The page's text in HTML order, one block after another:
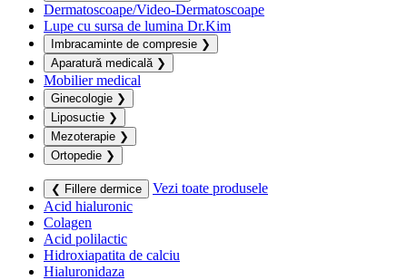
Dermatoscoape/Video-Dermatoscoape
Lupe cu sursa de lumina Dr.Kim
Imbracaminte de compresie ❯
Aparatură medicală ❯
Mobilier medical
Ginecologie ❯
Liposuctie ❯
Mezoterapie ❯
Ortopedie ❯
❮ Fillere dermice
Vezi toate produsele
Acid hialuronic
Colagen
Acid polilactic
Hidroxiapatita de calciu
Hialuronidaza